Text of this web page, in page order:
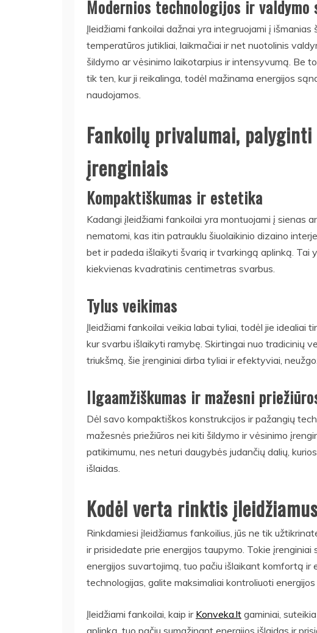
Modernios technologijos ir valdymo
Įleidžiami fankoilai dažnai yra integruojami į išmanias
temperatūros jutikliai, laikmačiai ir net nuotolinis
šildymo ar vėsinimo laikotarpius ir intensyvumą. Be
tik ten, kur ji reikalinga, todėl mažinama energijos
naudojamos.
Fankoilų privalumai,
įrenginiais
Kompaktiškumas ir estetika
Kadangi įleidžiami fankoilai yra montuojami į sienas
nematomi, kas itin patrauklu šiuolaikinio dizaino
bet ir padeda išlaikyti švarią ir tvarkingą aplinką. Tai
kiekvienas kvadratinis centimetras svarbus.
Tylus veikimas
Įleidžiami fankoilai veikia labai tyliai, todėl jie idealiai
kur svarbu išlaikyti ramybę. Skirtingai nuo tradicinių
triukšmą, šie įrenginiai dirba tyliai ir efektyviai,
Ilgaamžiškumas ir mažesni
Dėl savo kompaktiškos konstrukcijos ir pažangių
mažesnės priežiūros nei kiti šildymo ir vėsinimo
patikimumu, nes neturi daugybės judančių dalių,
išlaidas.
Kodėl verta rinktis
Rinkdamiesi įleidžiamus fankoilius, jūs ne tik
ir prisidedate prie energijos taupymo. Tokie
energijos suvartojimą, tuo pačiu išlaikant komfortą ir
technologijas, galite maksimaliai kontroliuoti
Įleidžiami fankoilai, kaip ir Konveka.lt gaminiai,
aplinką, tuo pačiu sumažinant energijos išlaidas ir